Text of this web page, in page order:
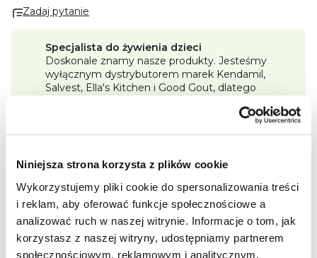
Niniejsza strona korzysta z plików cookie
Wykorzystujemy pliki cookie do spersonalizowania treści
i reklam, aby oferować funkcje społecznościowe a
analizować ruch w naszej witrynie. Informacje o tom, jak
korzystasz z naszej witryny, udostępniamy partnerem
społecznościowym, reklamowym i analitycznym.
polietylen z bio materiału, polipropylen (15% z bawełny
Mayen GmbH, Nikolaus-Otto-Straße, 56727 Mayen,
Německo,Importer: Ontex CZ, s.r.o. , Vesecko 491, 511 01
TURNOV
Zadaj pytanie
Specjalista do żywienia dzieci
Doskonale znamy nasze produkty. Jesteśmy
wyłącznym dystrybutorem marek Kendamil,
Salvest, Ella's Kitchen i Good Gout, dlatego
zrealizować.
Darmowa dostawa od 250 zł
Wszystkie zamówienia wysyłamy szybko.
Opis szczegółowy produktu